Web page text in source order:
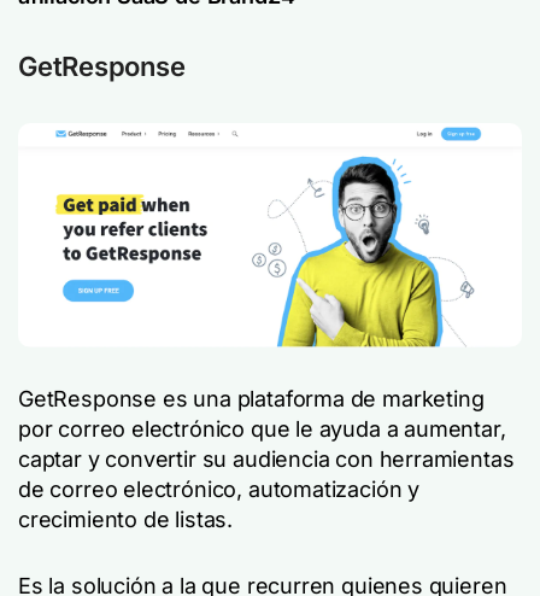
GetResponse
GetResponse es una plataforma de marketing
por correo electrónico que le ayuda a aumentar,
captar y convertir su audiencia con herramientas
de correo electrónico, automatización y
crecimiento de listas.
Es la solución a la que recurren quienes quieren